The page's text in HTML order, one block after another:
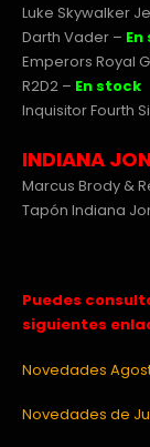
Luke Skywalker
Darth Vader –
Emperors Royal
R2D2 – En stock
Inquisitor Fourth
INDIANA
Marcus Brody &
Tapón Indiana
Puedes
siguientes
Novedades
Novedades de